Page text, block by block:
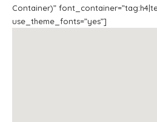
Container)”
use_theme_fonts=”yes”]